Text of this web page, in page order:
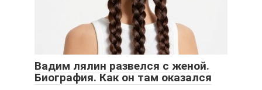
Вадим лялин развелся с женой.
Биография. Как он там оказался